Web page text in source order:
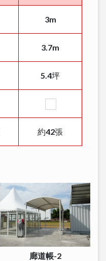
3m
3.7m
5.4坪
約42張
廊道帳-2